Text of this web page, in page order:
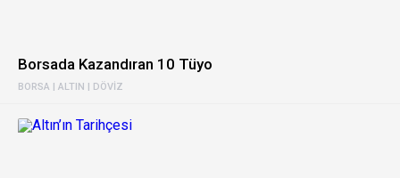
BORSA | ALTIN | DÖVIZ
Borsada Kazandıran 10 Tüyo